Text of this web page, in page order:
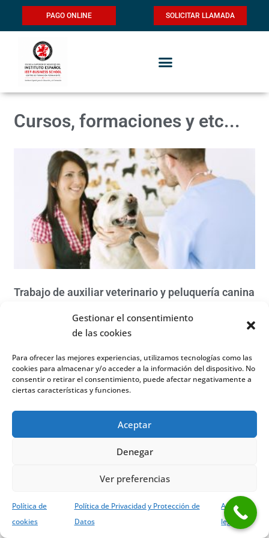
Gestionar el consentimiento
de las cookies
Para ofrecer las mejores experiencias, utilizamos tecnologías como las
cookies para almacenar y/o acceder a la información del dispositivo. No
consentir o retirar el consentimiento, puede afectar negativamente a
ciertas características y funciones.
Aceptar
Denegar
Ver preferencias
Política de
cookies
Política de Privacidad y Protección de
Datos
Aviso
legal
SOLICITAR LLAMADA
PAGO ONLINE
Cursos, formaciones y etc...
Trabajo de auxiliar veterinario y peluquería canina
Si eres un apasionado de los animales y quieres trabajar en una
clínica veterinaria, no pierdas esta oportunidad, ¡es una profesión
Read More »